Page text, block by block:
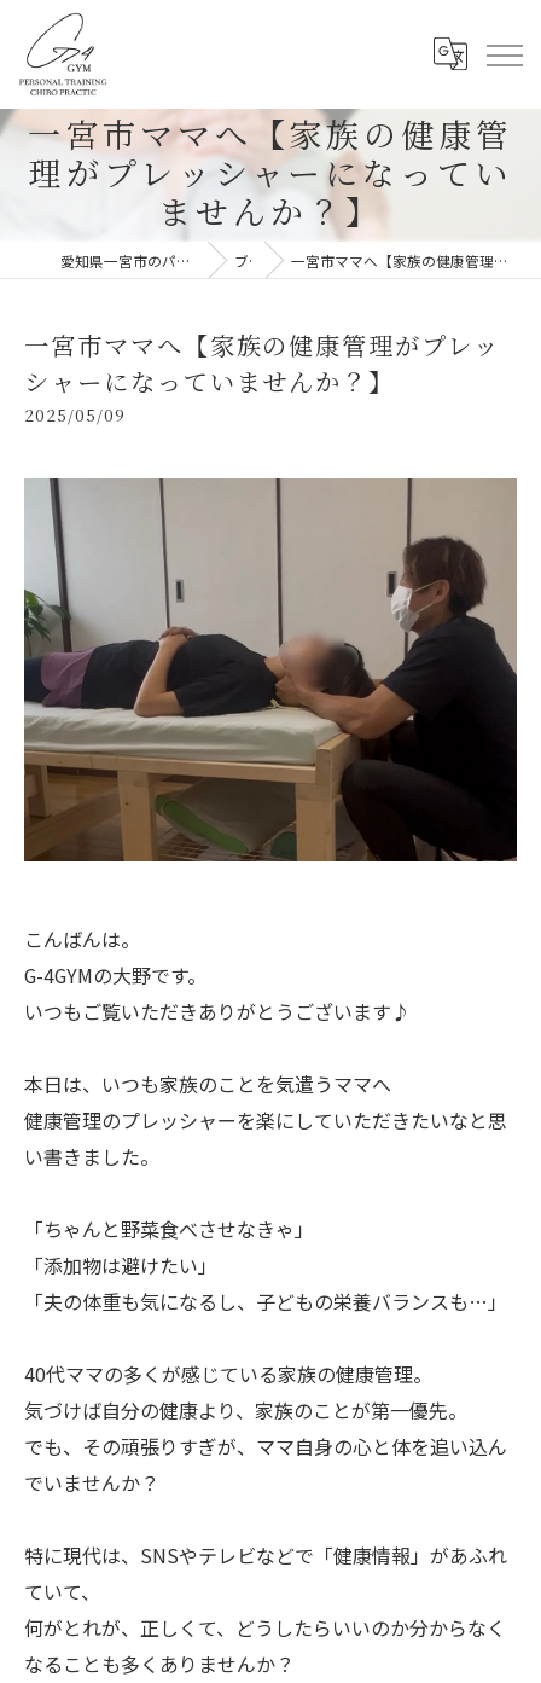
一宮市ママへ【家族の健康管
理がプレッシャーになってい
ませんか？】
愛知県一宮市のパーソナルジムならG-4GYM ブログ 一宮市ママへ【家族の健康管理がプレッシャーになっていませんか？】
一宮市ママへ【家族の健康管理がプレッ
シャーになっていませんか？】
2025/05/09
こんばんは。
G-4GYMの大野です。
いつもご覧いただきありがとうございます♪
本日は、いつも家族のことを気遣うママへ
健康管理のプレッシャーを楽にしていただきたいなと思
い書きました。
「ちゃんと野菜食べさせなきゃ」
「添加物は避けたい」
「夫の体重も気になるし、子どもの栄養バランスも…」
40代ママの多くが感じている家族の健康管理。
気づけば自分の健康より、家族のことが第一優先。
でも、その頑張りすぎが、ママ自身の心と体を追い込ん
でいませんか？
特に現代は、SNSやテレビなどで「健康情報」があふれ
ていて、
何がとれが、正しくて、どうしたらいいのか分からなく
なることも多くありませんか？